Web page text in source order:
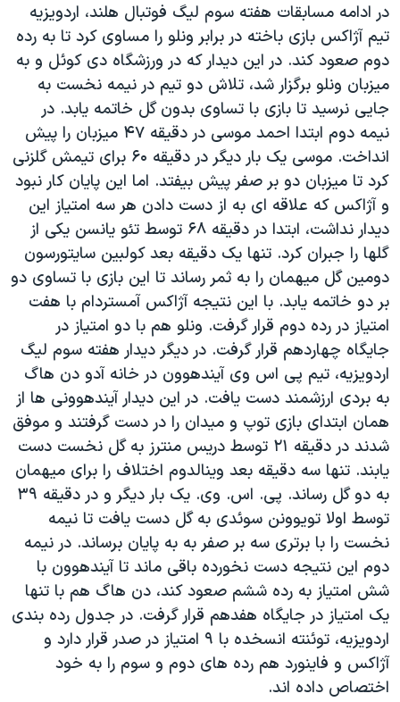
در ادامه مسابقات هفته سوم لیگ فوتبال هلند، اردویزیه
تیم آژاکس بازی باخته در برابر ونلو را مساوی کرد تا به رده
دوم صعود کند. در این دیدار که در ورزشگاه دی کوئل و به
میزبان ونلو برگزار شد، تلاش دو تیم در نیمه نخست به
جایی نرسید تا بازی با تساوی بدون گل خاتمه یابد. در
نیمه دوم ابتدا احمد موسی در دقیقه ۴۷ میزبان را پیش
انداخت. موسی یک بار دیگر در دقیقه ۶۰ برای تیمش گلزنی
کرد تا میزبان دو بر صفر پیش بیفتد. اما این پایان کار نبود
و آژاکس که علاقه ای به از دست دادن هر سه امتیاز این
دیدار نداشت، ابتدا در دقیقه ۶۸ توسط تئو یانسن یکی از
گلها را جبران کرد. تنها یک دقیقه بعد کولبین سایتورسون
دومین گل میهمان را به ثمر رساند تا این بازی با تساوی دو
بر دو خاتمه یابد. با این نتیجه آژاکس آمستردام با هفت
امتیاز در رده دوم قرار گرفت. ونلو هم با دو امتیاز در
جایگاه چهاردهم قرار گرفت. در دیگر دیدار هفته سوم لیگ
اردویزیه، تیم پی اس وی آیندهوون در خانه آدو دن هاگ
به بردی ارزشمند دست یافت. در این دیدار آیندهوونی ها از
همان ابتدای بازی توپ و میدان را در دست گرفتند و موفق
شدند در دقیقه ۲۱ توسط دریس منترز به گل نخست دست
یابند. تنها سه دقیقه بعد وینالدوم اختلاف را برای میهمان
به دو گل رساند. پی. اس. وی. یک بار دیگر و در دقیقه ۳۹
توسط اولا تویوونن سوئدی به گل دست یافت تا نیمه
نخست را با برتری سه بر صفر به به پایان برساند. در نیمه
دوم این نتیجه دست نخورده باقی ماند تا آیندهوون با
شش امتیاز به رده ششم صعود کند، دن هاگ هم با تنها
یک امتیاز در جایگاه هفدهم قرار گرفت. در جدول رده بندی
اردویزیه، توئنته انسخده با ۹ امتیاز در صدر قرار دارد و
آژاکس و فاینورد هم رده های دوم و سوم را به خود
اختصاص داده اند.